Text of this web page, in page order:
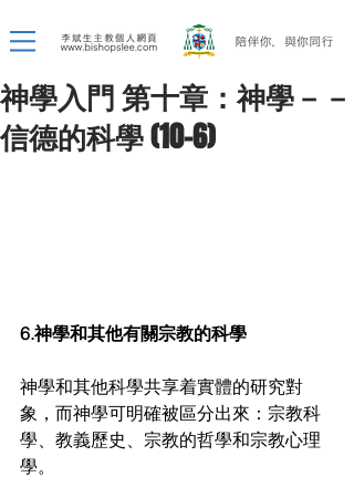
神學入門 第十章：神學－－
信德的科學 (10-6)
6.神學和其他有關宗教的科學
神學和其他科學共享着實體的研究對
象，而神學可明確被區分出來：宗教科
學、教義歷史、宗教的哲學和宗教心理
學。